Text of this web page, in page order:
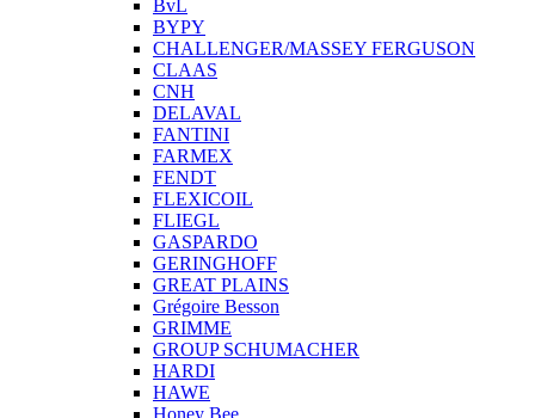
BvL
BYPY
CHALLENGER/MASSEY FERGUSON
CLAAS
CNH
DELAVAL
FANTINI
FARMEX
FENDT
FLEXICOIL
FLIEGL
GASPARDO
GERINGHOFF
GREAT PLAINS
Grégoire Besson
GRIMME
GROUP SCHUMACHER
HARDI
HAWE
Honey Bee